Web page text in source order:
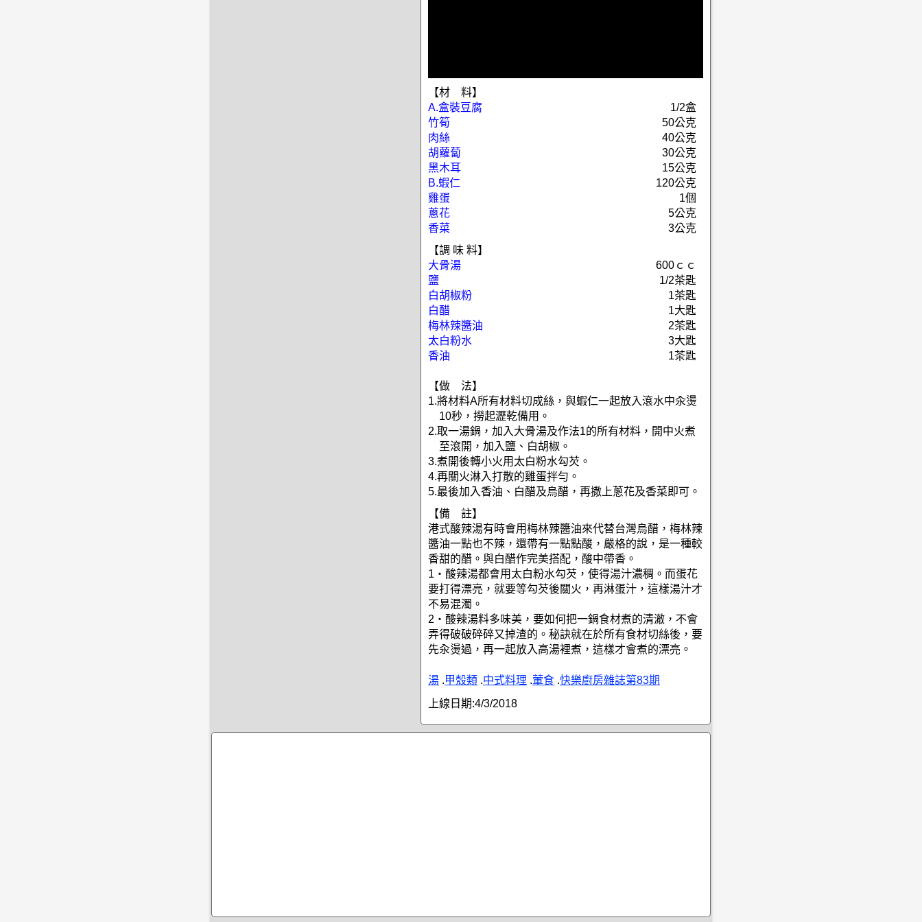
【材 料】
A.盒裝豆腐
1/2盒
竹筍
50公克
肉絲
40公克
胡蘿蔔
30公克
黑木耳
15公克
B.蝦仁
120公克
雞蛋
1個
蔥花
5公克
香菜
3公克
【調 味 料】
大骨湯
600ｃｃ
鹽
1/2茶匙
白胡椒粉
1茶匙
白醋
1大匙
梅林辣醬油
2茶匙
太白粉水
3大匙
香油
1茶匙
【做 法】
1.將材料A所有材料切成絲，與蝦仁一起放入滾水中汆燙
10秒，撈起瀝乾備用。
2.取一湯鍋，加入大骨湯及作法1的所有材料，開中火煮
至滾開，加入鹽、白胡椒。
3.煮開後轉小火用太白粉水勾芡。
4.再關火淋入打散的雞蛋拌勻。
5.最後加入香油、白醋及烏醋，再撒上蔥花及香菜即可。
【備 註】
港式酸辣湯有時會用梅林辣醬油來代替台灣烏醋，梅林辣
醬油一點也不辣，還帶有一點點酸，嚴格的說，是一種較
香甜的醋。與白醋作完美搭配，酸中帶香。
1‧酸辣湯都會用太白粉水勾芡，使得湯汁濃稠。而蛋花
要打得漂亮，就要等勾芡後關火，再淋蛋汁，這樣湯汁才
不易混濁。
2‧酸辣湯料多味美，要如何把一鍋食材煮的清澈，不會
弄得破破碎碎又掉渣的。秘訣就在於所有食材切絲後，要
先汆燙過，再一起放入高湯裡煮，這樣才會煮的漂亮。
湯 .甲殼類 .中式料理 .葷食 .快樂廚房雜誌第83期
上線日期:4/3/2018